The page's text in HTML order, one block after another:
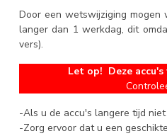
Door een wetswijziging
langer dan 1 werkdag, dit
vers).
Let op! Deze
-Als u de accu's langere tijd
-Zorg ervoor dat u een geschikte